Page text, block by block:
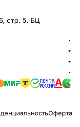
стр. 5. БЦ
Оферта